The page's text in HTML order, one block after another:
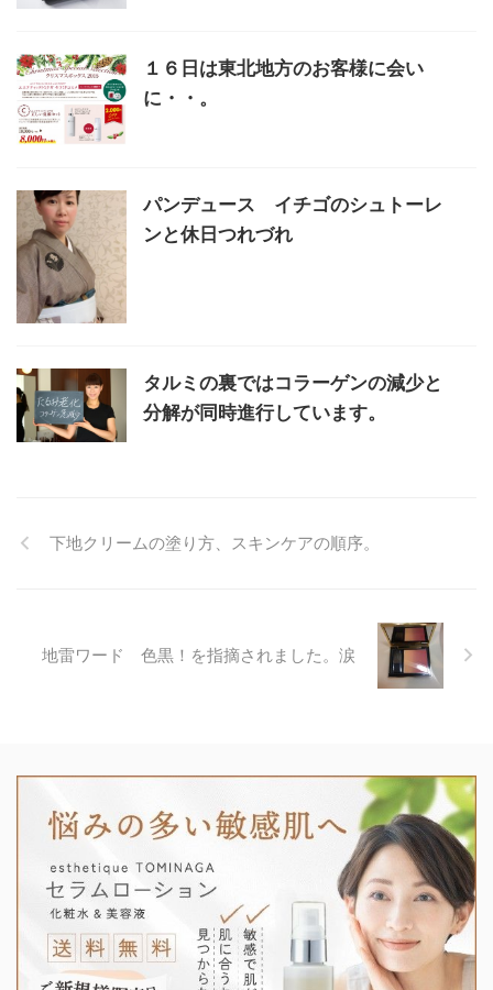
１６日は東北地方のお客様に会い
に・・。
パンデュース イチゴのシュトーレ
ンと休日つれづれ
タルミの裏ではコラーゲンの減少と
分解が同時進行しています。
下地クリームの塗り方、スキンケアの順序。
地雷ワード 色黒！を指摘されました。涙